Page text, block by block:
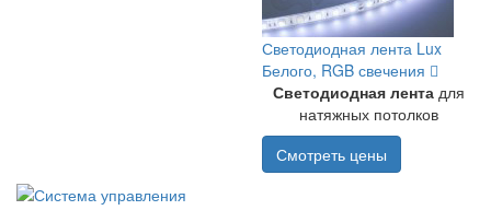
Светодиодная лента Lux
Белого, RGB свечения
Светодиодная лентадля
натяжных потолков
Смотреть цены